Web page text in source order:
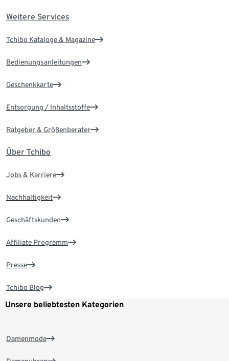
Weitere Services
Tchibo Kataloge & Magazine
Bedienungsanleitungen
Geschenkkarte
Entsorgung / Inhaltsstoffe
Ratgeber & Größenberater
Über Tchibo
Jobs & Karriere
Nachhaltigkeit
Geschäftskunden
Affiliate Programm
Presse
Tchibo Blog
Unsere beliebtesten Kategorien
Damenmode